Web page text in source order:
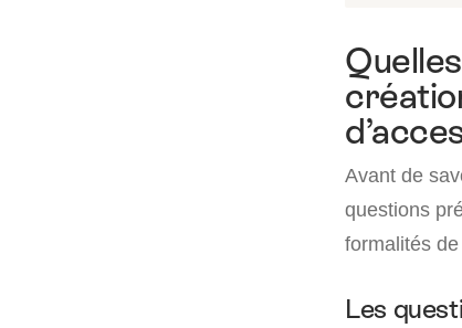
Avant de
questions
formalités
Les